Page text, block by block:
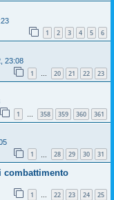
1 2 3 4 5 6
23:08
1 … 20 21 22 23
1 … 358 359 360 361
1 28 29 30 31
combattimento
1 … 22 23 24 25